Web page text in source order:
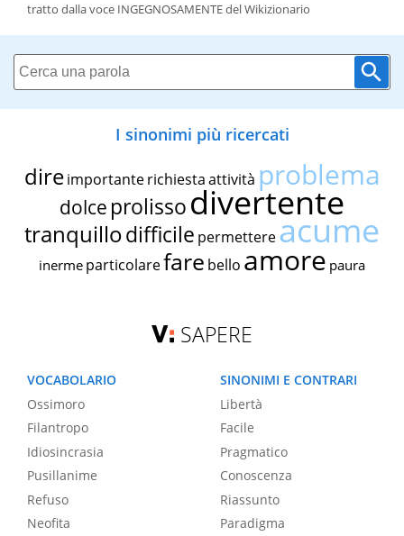
tratto dalla voce INGEGNOSAMENTE del Wikizionario
I sinonimi più ricercati
dire importante richiestaattività problema
dolce prolissodivertente
tranquillodifficile permettereacume
inerme particolarefare bello amore paura
SAPERE
VOCABOLARIO
Ossimoro
Filantropo
Idiosincrasia
Pusillanime
Refuso
Neofita
SINONIMI E CONTRARI
Libertà
Facile
Pragmatico
Conoscenza
Riassunto
Paradigma